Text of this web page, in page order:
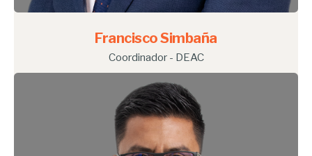
Francisco Simbaña
Coordinador - DEAC